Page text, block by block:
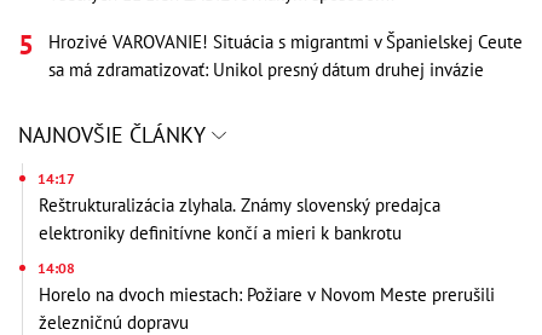
Hrozivé VAROVANIE! Situácia s migrantmi v Španielskej Ceute
sa má zdramatizovať: Unikol presný dátum druhej invázie
NAJNOVŠIE ČLÁNKY
14:17
Reštrukturalizácia zlyhala. Známy slovenský predajca
elektroniky definitívne končí a mieri k bankrotu
14:08
Horelo na dvoch miestach: Požiare v Novom Meste prerušili
železničnú dopravu